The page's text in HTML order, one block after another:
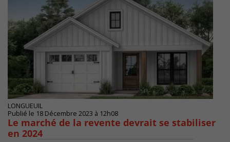
LONGUEUIL
Publié le 18 Décembre 2023 à 12h08
Le marché de la revente devrait se stabiliser
en 2024